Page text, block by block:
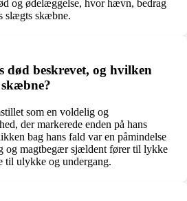
og ødelæggelse, hvor hævn, bedrag
slægts skæbne.
død beskrevet, og hvilken
som en voldelig og
der markerede enden på hans
bag hans fald var en påmindelse
og magtbegær sjældent fører til lykke
til ulykke og undergang.